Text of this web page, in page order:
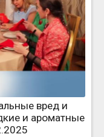
вред и
и ароматные